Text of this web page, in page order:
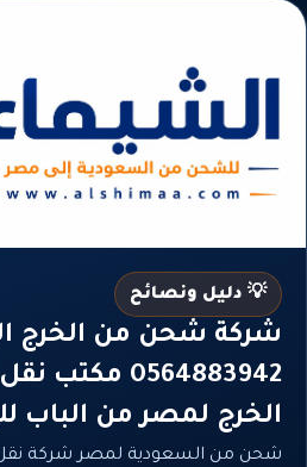
💡 دليل ونصائح
شركة شحن من الخرج
0564883942
الخرج لمصر من الباب
شحن من السعودية لمصر شركة